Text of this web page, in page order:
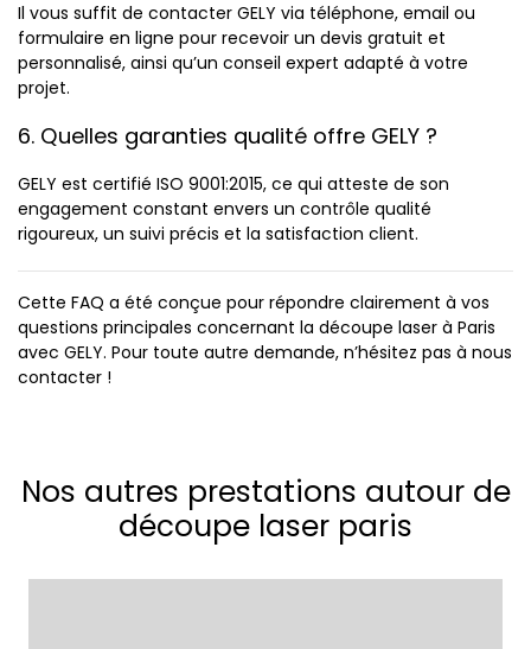
Il vous suffit de contacter GELY via téléphone, email ou
formulaire en ligne pour recevoir un devis gratuit et
personnalisé, ainsi qu’un conseil expert adapté à votre
projet.
6. Quelles garanties qualité offre GELY ?
GELY est certifié ISO 9001:2015, ce qui atteste de son
engagement constant envers un contrôle qualité
rigoureux, un suivi précis et la satisfaction client.
Cette FAQ a été conçue pour répondre clairement à vos
questions principales concernant la découpe laser à Paris
avec GELY. Pour toute autre demande, n’hésitez pas à nous
contacter !
Nos autres prestations autour de
découpe laser paris